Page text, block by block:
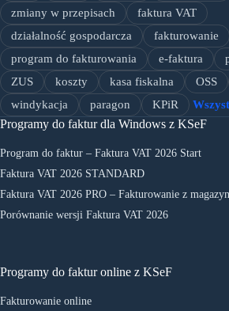
zmiany w przepisach
faktura VAT
działalność gospodarcza
fakturowanie
program do fakturowania
e-faktura
ZUS
koszty kasa fiskalna OSS
windykacja
paragon KPiR
Programy do faktur dla Windows z KSeF
Program do faktur – Faktura VAT 2026 Start
Faktura VAT 2026 STANDARD
Faktura VAT 2026 PRO – Fakturowanie z
Porównanie wersji Faktura VAT 2026
Programy do faktur online z KSeF
Fakturowanie online